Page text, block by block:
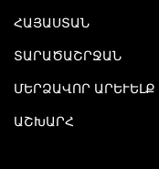
ՀԱՅԱՍՏԱՆ
ՏԱՐԱԾԱՇՐՋԱՆ
ՄԵՐՁԱՎՈՐ ԱՐԵՒԵԼՔ
ԱՇԽԱՐՀ